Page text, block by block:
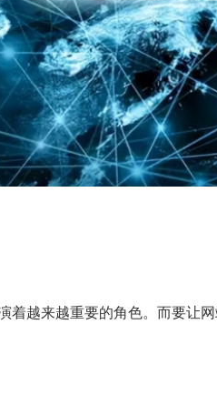
着越来越重要的角色。而要让